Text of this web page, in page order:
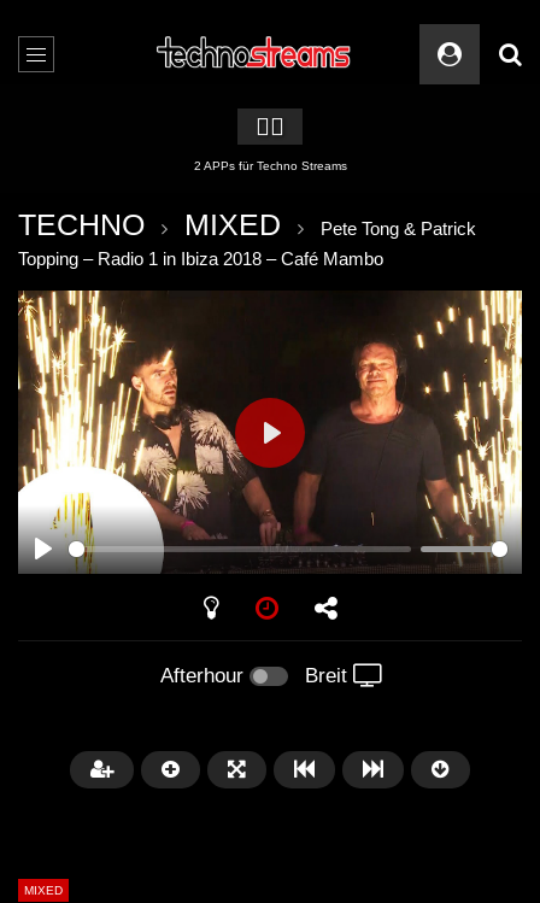
🏳️‍🌈
2 APPs für Techno Streams
TECHNO MIXED
Pete Tong & Patrick
Topping – Radio 1 in Ibiza 2018 – Café Mambo
PLAY
PLAY
Afterhour Breit
MIXED